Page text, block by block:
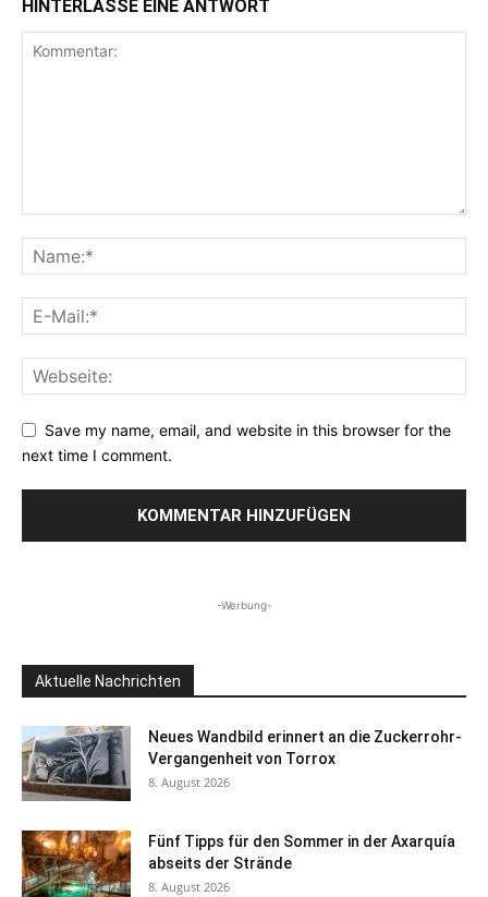
HINTERLASSE EINE ANTWORT
Save my name, email, and website in this browser for the
next time I comment.
-Werbung-
Aktuelle Nachrichten
Neues Wandbild erinnert an die Zuckerrohr-
Vergangenheit von Torrox
8. August 2026
Fünf Tipps für den Sommer in der Axarquía
abseits der Strände
8. August 2026